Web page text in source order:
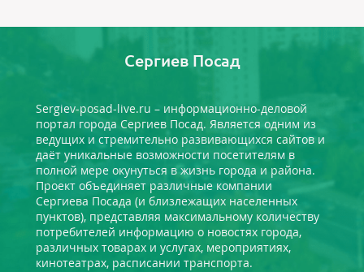
Сергиев Посад
Sergiev-posad-live.ru – информационно-деловой
портал города Сергиев Посад. Является одним из
ведущих и стремительно развивающихся сайтов и
даёт уникальные возможности посетителям в
полной мере окунуться в жизнь города и района.
Проект объединяет различные компании
Сергиева Посада (и близлежащих населенных
пунктов), представляя максимальному количеству
потребителей информацию о новостях города,
различных товарах и услугах, мероприятиях,
кинотеатрах, расписании транспорта.